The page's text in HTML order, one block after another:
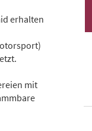
erhalten
mit